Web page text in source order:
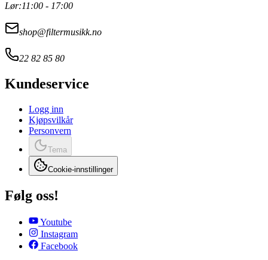
Lør:11:00 - 17:00
shop@filtermusikk.no
22 82 85 80
Kundeservice
Logg inn
Kjøpsvilkår
Personvern
Tema
Cookie-innstillinger
Følg oss!
Youtube
Instagram
Facebook